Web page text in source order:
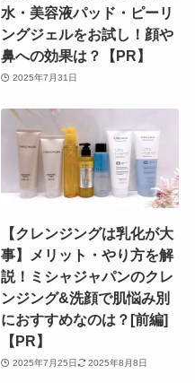
水・美容液パッド・ピーリ
ングジェルをお試し！顔や
鼻への効果は？【PR】
2025年7月31日
【クレンジングは乳化が大
事】メリット・やり方を解
説！ミシャジャパンのクレ
ンジング&洗顔で肌悩み別
におすすめなのは？[前編]
【PR】
2025年7月25日 2025年8月8日